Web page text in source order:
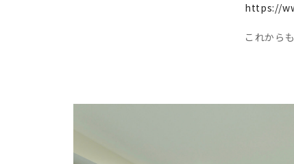
https://
これから